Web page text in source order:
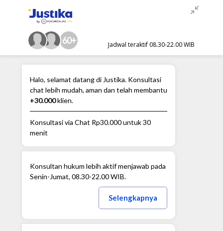
60+ Jadwal teraktif 08.30-22.00 WIB
Halo, selamat datang di Justika. Konsultasi
chat lebih mudah, aman dan telah membantu
+30.000klien.
Konsultasi via Chat Rp30.000untuk 30
menit
Konsultan hukum lebih aktif menjawab pada
Senin-Jumat, 08.30-22.00 WIB.
Selengkapnya